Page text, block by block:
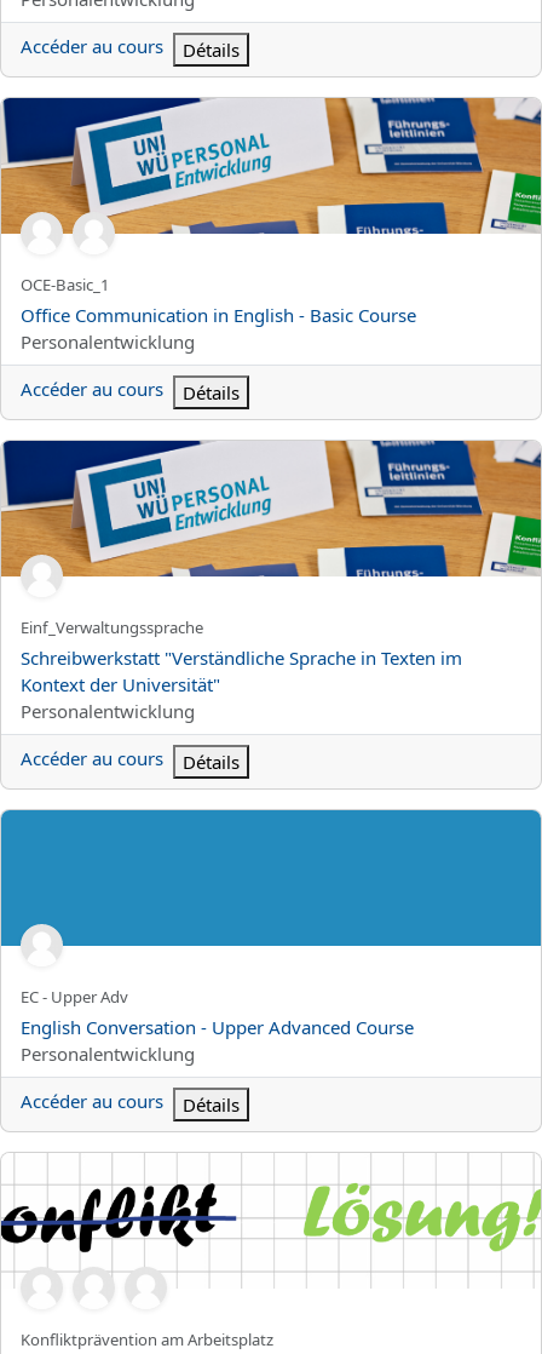
Accéder au cours
Détails
Office Communication in English - Basic Course
Nom abrégé du cours
OCE-Basic_1
Nom du cours
Office Communication in English - Basic Course
Catégorie de cours
Personalentwicklung
Accéder au cours
Détails
Schreibwerkstatt "Verständliche Sprache in Texten im Kontext
Nom abrégé du cours
Einf_Verwaltungssprache
Nom du cours
Schreibwerkstatt "Verständliche Sprache in Texten im
Kontext der Universität"
Catégorie de cours
Personalentwicklung
Accéder au cours
Détails
English Conversation - Upper Advanced Course
Nom abrégé du cours
EC - Upper Adv
Nom du cours
English Conversation - Upper Advanced Course
Catégorie de cours
Personalentwicklung
Accéder au cours
Détails
Konfliktprävention am Arbeitsplatz
Nom abrégé du cours
Konfliktprävention am Arbeitsplatz